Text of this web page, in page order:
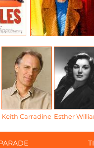
Keith Carradine Esther